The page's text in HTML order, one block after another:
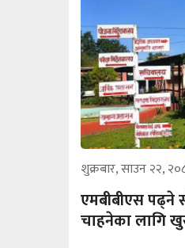
शुक्रबार, साउन २२,
एमबीबीएस पढ्ने
चाहनेका लागि